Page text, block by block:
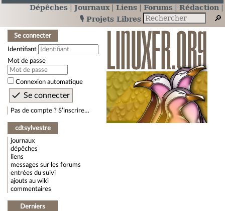
Dépêches Journaux Liens Forums
Rédaction
🎙️ Projets Libres
Se connecter
Identifiant
Mot de passe
Connexion automatique
Pas de compte ? S’inscrire…
cdtsylvestre
journaux
dépêches
liens
messages sur les forums
entrées du suivi
ajouts au wiki
commentaires
Derniers